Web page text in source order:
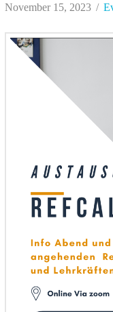
November 15, 2023